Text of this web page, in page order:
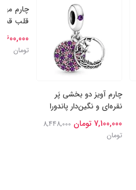
چارم آویز دو بخشی پَر
نقره‌ای و نگین‌‌دار پاندورا
7,100,000 تومان
8,448,000
تومان